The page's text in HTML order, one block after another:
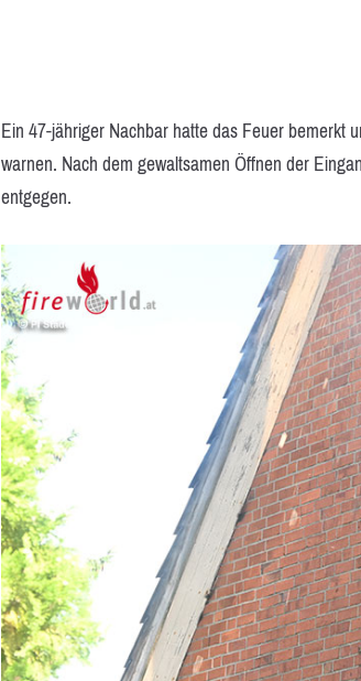
Ein 47-jähriger Nachbar hatte das Feuer bemerkt
warnen. Nach dem gewaltsamen Öffnen der
entgegen.